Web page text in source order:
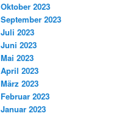
Oktober 2023
September 2023
Juli 2023
Juni 2023
Mai 2023
April 2023
März 2023
Februar 2023
Januar 2023